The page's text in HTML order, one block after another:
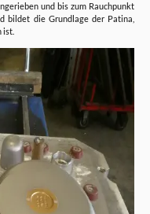
und bis zum Rauchpunkt
bildet die Grundlage der Patina,